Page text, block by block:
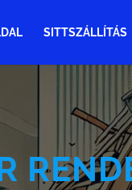
SITTSZÁLLÍTÁS